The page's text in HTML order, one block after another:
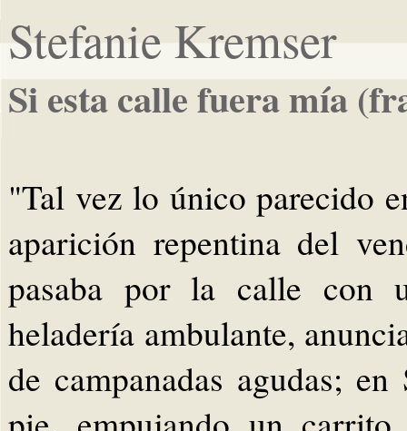
Stefanie Kremser
Si esta calle fuera mía
"Tal vez lo único parecido
aparición repentina del
pasaba por la calle con
heladería ambulante,
de campanadas agudas;